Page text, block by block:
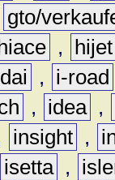
gto/
hiace ,
hijet
,
i-road
, idea ,
insight ,
isetta ,